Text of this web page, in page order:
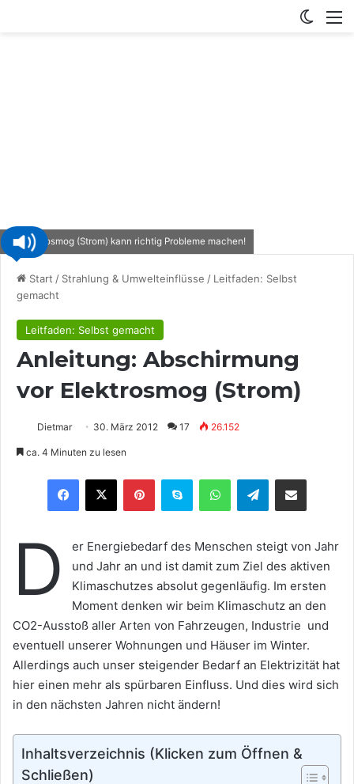
Elektrosmog (Strom) kann richtig Probleme machen!
Start / Strahlung & Umwelteinflüsse / Leitfaden: Selbst
gemacht
Leitfaden: Selbst gemacht
Anleitung: Abschirmung
vor Elektrosmog (Strom)
Dietmar 30. März 2012 17 26.152
ca. 4 Minuten zu lesen
Telegram
D
er Energiebedarf des Menschen steigt von Jahr
und Jahr an und ist damit zum Ziel des aktiven
Klimaschutzes absolut gegenläufig. Im ersten
Moment denken wir beim Klimaschutz an den
CO2-Ausstoß aller Arten von Fahrzeugen, Industrie und
eventuell unserer Wohnungen und Häuser im Winter.
Allerdings auch unser steigender Bedarf an Elektrizität hat
hier einen mehr als spürbaren Einfluss. Und dies wird sich
in den nächsten Jahren nicht ändern!
Inhaltsverzeichnis (Klicken zum Öffnen &
Schließen)